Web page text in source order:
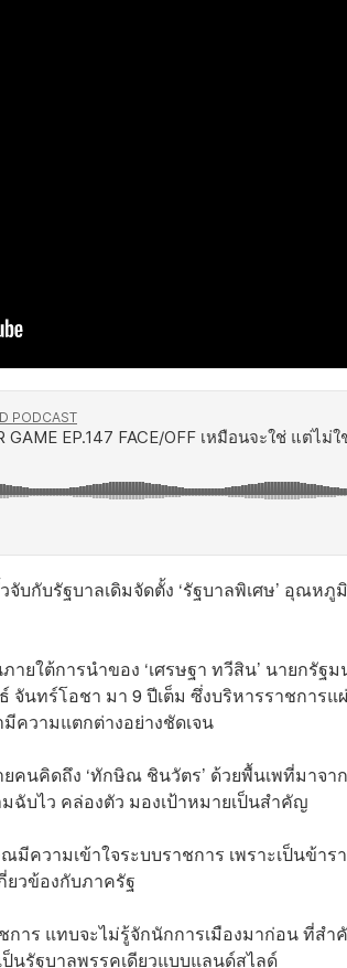
บกับรัฐบาลเดิมจัดตั้ง ‘รัฐบาลพิเศษ’ อุณหภู
ยใต้การนำของ ‘เศรษฐา ทวีสิน’ นายกรั
จันทร์โอชา มา 9 ปีเต็ม ซึ่งบริหารราชการ
ความแตกต่างอย่างชัดเจน
คนคิดถึง ‘ทักษิณ ชินวัตร’ ด้วยพื้นเพที่มาจา
ฉับไว คล่องตัว มองเป้าหมายเป็นสำคัญ
ความเข้าใจระบบราชการ เพราะเป็นข้าร
ยวข้องกับภาครัฐ
การ แทบจะไม่รู้จักนักการเมืองมาก่อน ที่ส
นรัฐบาลพรรคเดียวแบบแลนด์สไลด์